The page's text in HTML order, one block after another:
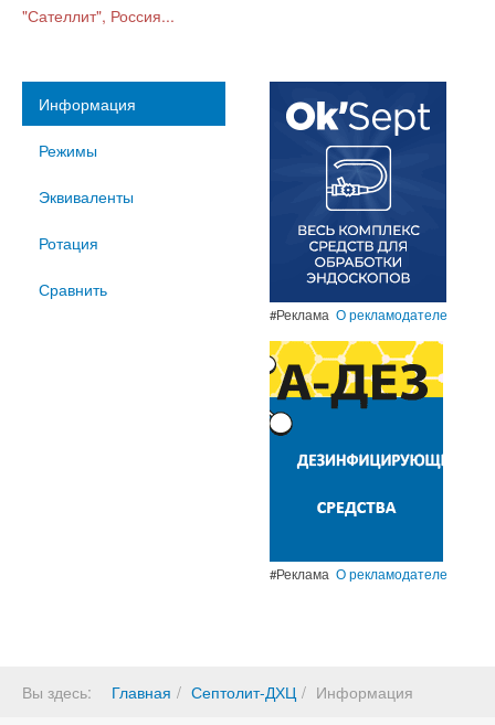
"Сателлит", Россия...
Информация
Режимы
Эквиваленты
Ротация
Сравнить
#Реклама О рекламодателе
#Реклама О рекламодателе
Вы здесь: Главная Септолит-ДХЦ Информация